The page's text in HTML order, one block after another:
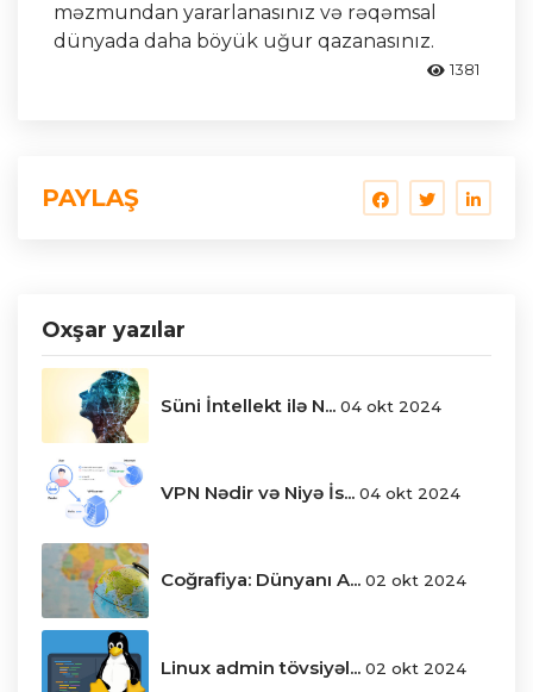
məzmundan yararlanasınız və rəqəmsal
dünyada daha böyük uğur qazanasınız.
1381
PAYLAŞ
Oxşar yazılar
Süni İntellekt ilə N... 04 okt 2024
VPN Nədir və Niyə İs... 04 okt 2024
Coğrafiya: Dünyanı A... 02 okt 2024
Linux admin tövsiyəl... 02 okt 2024